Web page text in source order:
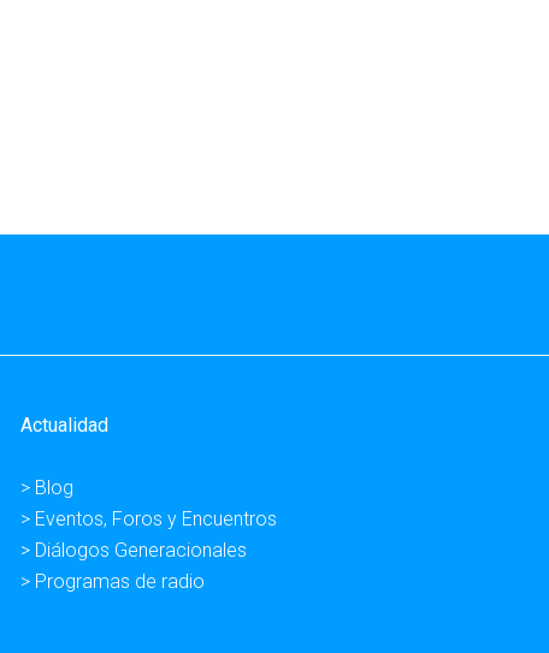
Actualidad
> Blog
> Eventos, Foros y Encuentros
> Diálogos Generacionales
> Programas de radio